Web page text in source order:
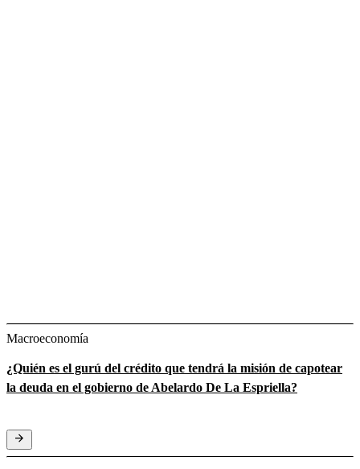
Macroeconomía
¿Quién es el gurú del crédito que tendrá la misión de capotear
la deuda en el gobierno de Abelardo De La Espriella?